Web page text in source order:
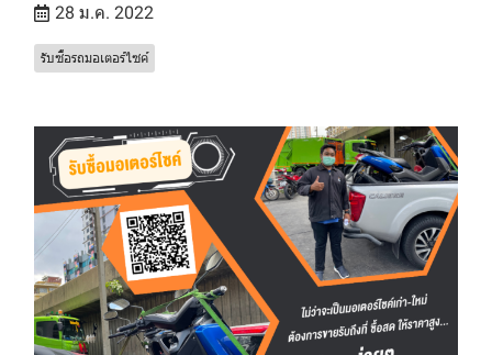
28 ม.ค. 2022
รับซื้อรถมอเตอร์ไซค์